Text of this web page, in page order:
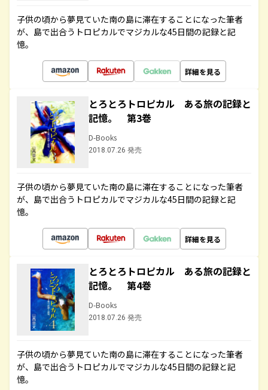
子供の頃から夢見ていた南の島に滞在することになった筆者
が、島で出合うトロピカルでマジカルな45日間の記録と記
憶。
詳細を見る
とろとろトロピカル ある旅の記録と
記憶。 第3巻
D-Books
2018.07.26 発売
子供の頃から夢見ていた南の島に滞在することになった筆者
が、島で出合うトロピカルでマジカルな45日間の記録と記
憶。
詳細を見る
とろとろトロピカル ある旅の記録と
記憶。 第4巻
D-Books
2018.07.26 発売
子供の頃から夢見ていた南の島に滞在することになった筆者
が、島で出合うトロピカルでマジカルな45日間の記録と記
憶。